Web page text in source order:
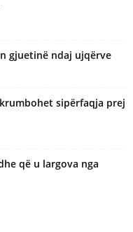
gjuetinë ndaj ujqërve
sipërfaqja prej
që u largova nga